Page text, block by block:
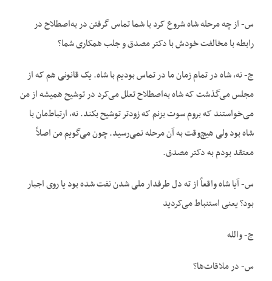
س- از چه مرحله شاه شروع کرد با شما تماس گرفتن در به‌اصطلاح در
رابطه با مخالفت خودش با دکتر مصدق و جلب همکاری شما؟
ج- نه، شاه در تمام زمان ما در تماس بودیم با شاه. یک قانونی هم که از
مجلس می‌گذشت که شاه به‌اصطلاح تعلل می‌کرد در توشیح همیشه از من
می‌خواستند که بروم سوت بزنم که زودتر توشیح بکند. نه، ارتباط‌مان با
شاه بود ولی هیچ‌وقت به آن مرحله نمی‌رسید. چون می‌گویم من اصلاً
معتقد بودم به دکتر مصدق.
س- آیا شاه واقعاً از ته دل طرفدار ملی شدن نفت شده بود یا روی اجبار
بود؟ یعنی استنباط می‌کردید
ج- والله
س- در ملاقات‌ها؟